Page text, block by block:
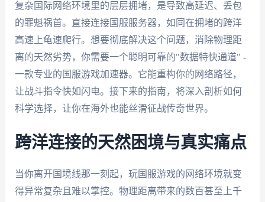
复杂国际网络环境里的层层拥堵，是导致高延迟、丢包
的罪魁祸首。直接连接国服服务器，如同在拥堵的跨洋
高速上龟速爬行。想要彻底解决这个问题，消除物理距
离的天然劣势，你需要一个聪明可靠的"数据特快通道" -
一款专业的国服游戏加速器。它能重构你的网络路径，
让战斗指令快如闪电。接下来的指南，将深入剖析如何
科学选择，让你在海外也能丝滑征战传奇世界。
跨洋连接的天然困境与真实痛点
当你离开国境线那一刻起，玩国服游戏的网络环境就变
得异常复杂且难以掌控。物理距离带来的数百甚至上千